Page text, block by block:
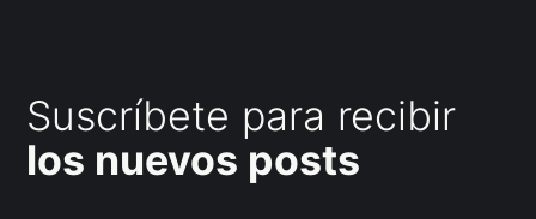
Suscríbete para recibir
los nuevos posts